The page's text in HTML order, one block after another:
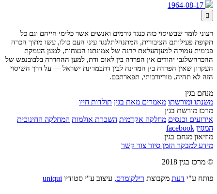

רצוני לומר שבשיסוי כזה כנגד גורמים ואנשים אשר כלימי חייהם וגם כל
תקופת פעילותם הציבורית, המתנהלתלנגד עיני העם כולו, עשו מתוך הכרה
פנימית עמוקה למעןהעלאת קרנה של אמונתנו הנצחית, למען העמקת
ההכרהשלגבי יהודים אין הפרדה בין לאום ודת, למען ההחדרה בלבובנפש של
העקרון שאין הפרדה בין המדינה לבין דתבמדינת ישראל — על דרך השיסוי
הזה לא תהיה, מוריורבותי, תפארתכם.
מנחם בגין
משנתו ומורשתו מאמרים מאת בגין תולדות חייו
מרכז מורשת בגין
אירועים וכנסים מחלקה אקדמית השכרת אולמות המחלקה החינוכית
המגזין facebook
מוזיאון מנחם בגין
מידע למבקר הזמן סיור צור קשר
© מרכז בגין 2018
פותח ע"י דעת מקבוצת רילקומרס, עיצוב ע"י סטודיו uniqui